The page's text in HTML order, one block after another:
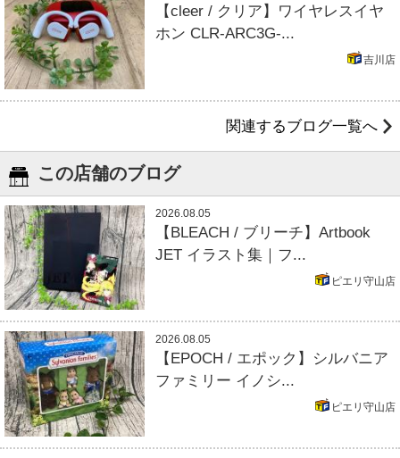
【cleer / クリア】ワイヤレスイヤ
ホン CLR-ARC3G-...
吉川店
関連するブログ一覧へ
この店舗のブログ
2026.08.05
【BLEACH / ブリーチ】Artbook
JET イラスト集｜フ...
ピエリ守山店
2026.08.05
【EPOCH / エポック】シルバニア
ファミリー イノシ...
ピエリ守山店